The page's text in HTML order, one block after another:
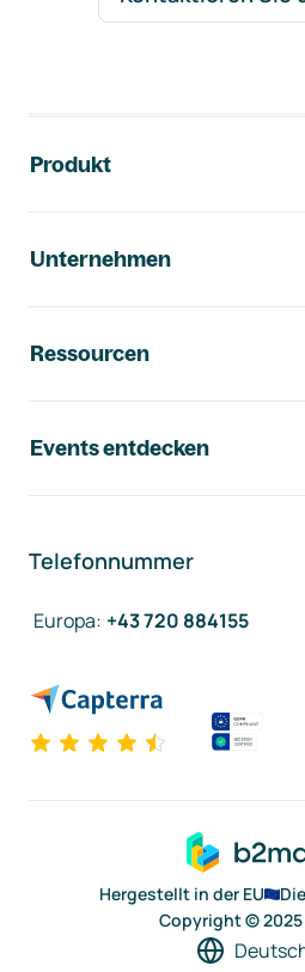
Produkt
Unternehmen
Ressourcen
Events entdecken
Telefonnummer
Europa: +43 720 884155
Hergestellt in der EU
Copyright ©